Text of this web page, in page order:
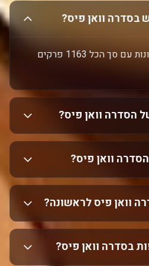
בסדרה וואן פיס?
לסדרה וואן פיס יש 23 עונות עם סך הכל 1163 פרקים
הסדרה וואן פיס?
וואן פיס?
וואן פיס לראשונה?
בסדרה וואן פיס?